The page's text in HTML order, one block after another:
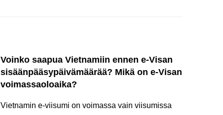
Voinko saapua Vietnamiin ennen e-Visan
sisäänpääsypäivämäärää? Mikä on e-Visan
voimassaoloaika?
Vietnamin e-viisumi on voimassa vain viisumissa